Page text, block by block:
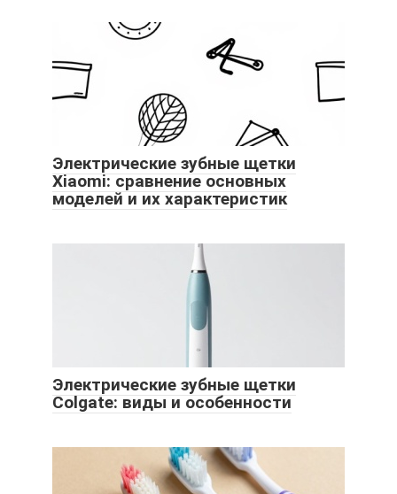
Электрические зубные щетки
Xiaomi: сравнение основных
моделей и их характеристик
Электрические зубные щетки
Colgate: виды и особенности